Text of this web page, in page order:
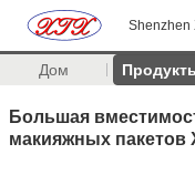
Shenzhen
Дом
Большая
макияжных